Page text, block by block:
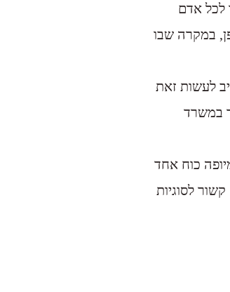
לכל אדם
במקרה שבו
לעשות זאת
במשרד
כוח אחד
לסוגיות